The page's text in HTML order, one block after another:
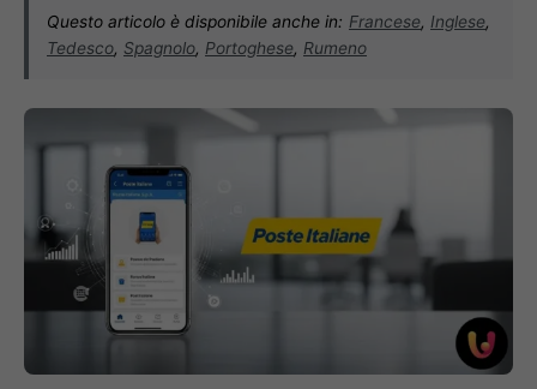
Questo articolo è disponibile anche in: Francese, Inglese,
Tedesco, Spagnolo, Portoghese, Rumeno